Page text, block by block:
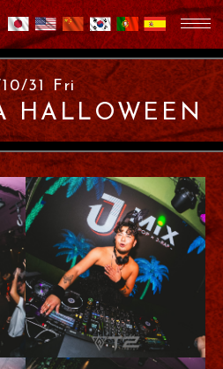
31 Fri
HALLOWEEN